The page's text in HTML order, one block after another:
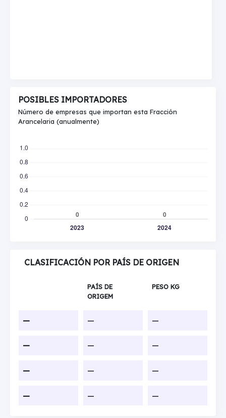
POSIBLES IMPORTADORES
Número de empresas que importan esta Fracción
Arancelaria (anualmente)
CLASIFICACIÓN POR PAÍS DE ORIGEN
PAÍS DE
ORIGEM
PESO KG
— — —
— — —
— — —
— — —